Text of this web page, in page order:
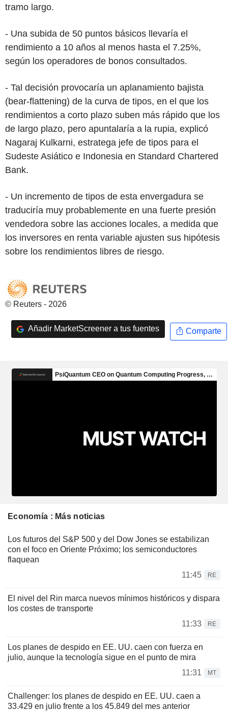
tramo largo.
- Una subida de 50 puntos básicos llevaría el
rendimiento a 10 años al menos hasta el 7.25%,
según los operadores de bonos consultados.
- Tal decisión provocaría un aplanamiento bajista
(bear-flattening) de la curva de tipos, en el que los
rendimientos a corto plazo suben más rápido que los
de largo plazo, pero apuntalaría a la rupia, explicó
Nagaraj Kulkarni, estratega jefe de tipos para el
Sudeste Asiático e Indonesia en Standard Chartered
Bank.
- Un incremento de tipos de esta envergadura se
traduciría muy probablemente en una fuerte presión
vendedora sobre las acciones locales, a medida que
los inversores en renta variable ajusten sus hipótesis
sobre los rendimientos libres de riesgo.
© Reuters - 2026
Añadir MarketScreener a tus fuentes Comparte
Economía : Más noticias
Los futuros del S&P 500 y del Dow Jones se estabilizan
con el foco en Oriente Próximo; los semiconductores
flaquean
11:45
RE
El nivel del Rin marca nuevos mínimos históricos y dispara
los costes de transporte
11:33
RE
Los planes de despido en EE. UU. caen con fuerza en
julio, aunque la tecnología sigue en el punto de mira
11:31
MT
Challenger: los planes de despido en EE. UU. caen a
33.429 en julio frente a los 45.849 del mes anterior